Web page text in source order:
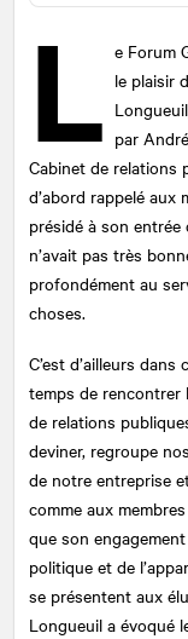
L e Forum
le plaisir
par
Cabinet de relations
d’abord rappelé
présidé à son entrée
n’avait pas très
profondément au
choses.
C’est d’ailleurs
temps de rencontrer
de relations
deviner, regroupe
de notre entreprise
comme aux
que son
politique et de
se présentent aux
Longueuil a évoqué